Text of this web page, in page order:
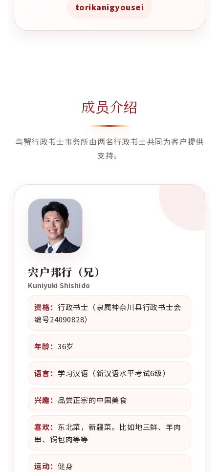
torikanigyousei
成员介绍
鸟蟹行政书士事务所由两名行政书士共同为客户提供
支持。
宍户邦行（兄）
Kuniyuki Shishido
资格： 行政书士（隶属神奈川县行政书士会
编号24090828）
年龄： 36岁
语言： 学习汉语（新汉语水平考试6级）
兴趣： 品尝正宗的中国美食
喜欢： 东北菜，新疆菜。比如地三鲜、羊肉
串、锅包肉等等
运动： 健身